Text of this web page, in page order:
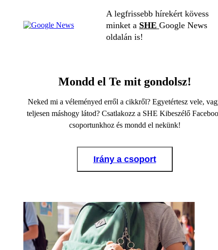
A legfrissebb hírekért kövess
minket a SHE Google News
oldalán is!
Mondd el Te mit gondolsz!
Neked mi a véleményed erről a cikkről? Egyetértesz vele,
teljesen máshogy látod? Csatlakozz a SHE Kibeszélő
csoportunkhoz és mondd el nekünk!
Irány a csoport